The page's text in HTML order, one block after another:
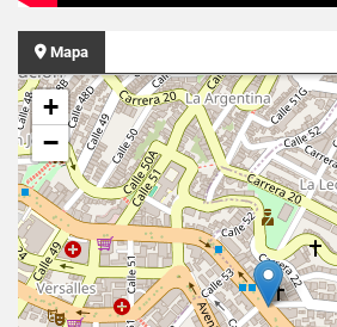
Mapa
+
−